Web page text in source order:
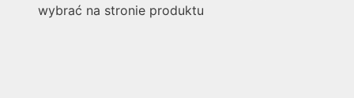
wybrać na stronie produktu